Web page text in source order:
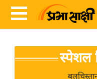
News
स्पेशल